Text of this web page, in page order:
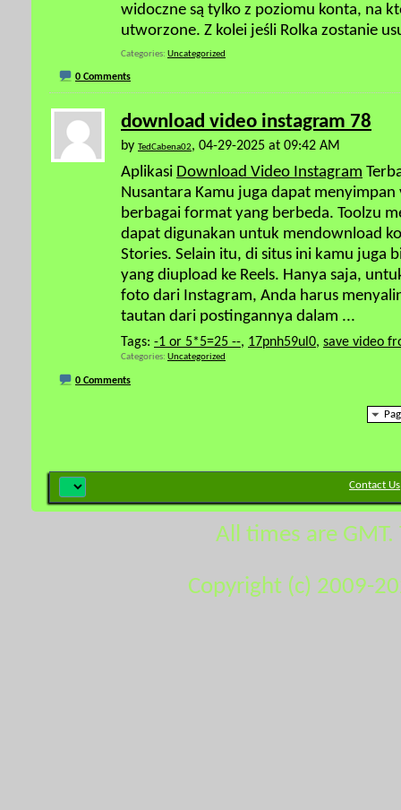
widoczne są tylko z poziomu konta, na
utworzone. Z kolei jeśli Rolka zostanie
Categories Uncategorized
0 Comments
download video instagram 78
by TedCabena02, 04-29-2025 at 09:42 AM
Aplikasi Download Video Instagram
Nusantara Kamu juga dapat
berbagai format yang berbeda. Toolzu
dapat digunakan untuk mendownload
Stories. Selain itu, di situs ini kamu juga
yang diupload ke Reels. Hanya saja,
foto dari Instagram, Anda harus
tautan dari postingannya dalam ...
Tags: -1 or 5*5=25 --, 17pnh59ul0, save video
Categories Uncategorized
0 Comments
Contact Us
All times are
Copyright (c) 2009-